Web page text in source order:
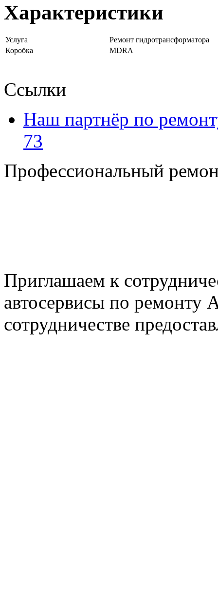
Характеристики
Услуга
Ремонт гидротрансформатора
Коробка
MDRA
Ссылки
Наш партнёр по
73
Профессиональный
Приглашаем к
автосервисы по
сотрудничестве